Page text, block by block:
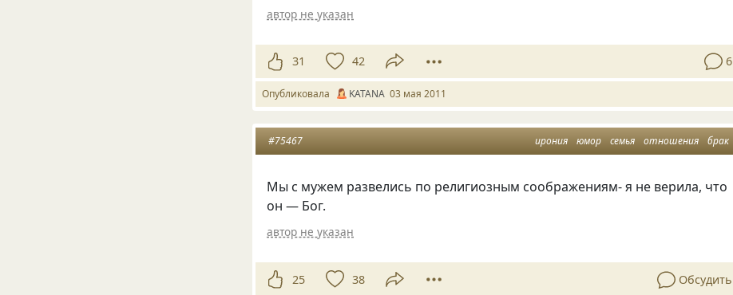
автор не указан
31 42 6
Опубликовала KATANA 03 мая 2011
ирония юмор семья отношения брак
#75467
Мы с мужем развелись по религиозным соображениям- я не верила, что
он — Бог.
автор не указан
25 38 Обсудить